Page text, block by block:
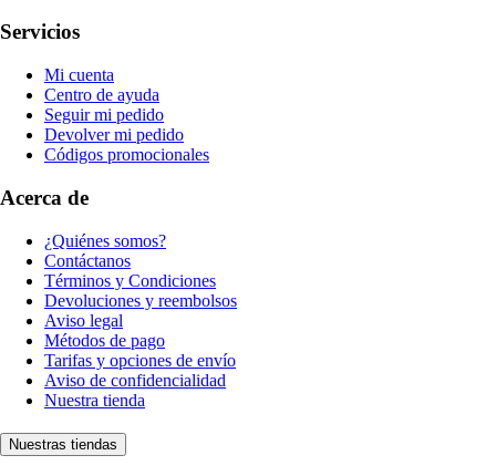
Servicios
Mi cuenta
Centro de ayuda
Seguir mi pedido
Devolver mi pedido
Códigos promocionales
Acerca de
¿Quiénes somos?
Contáctanos
Términos y Condiciones
Devoluciones y reembolsos
Aviso legal
Métodos de pago
Tarifas y opciones de envío
Aviso de confidencialidad
Nuestra tienda
Nuestras tiendas